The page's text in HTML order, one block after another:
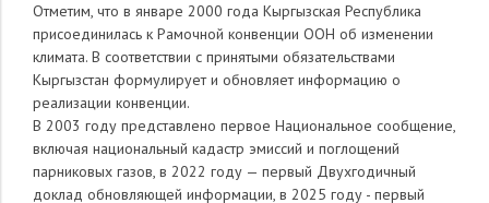
Отметим, что в январе 2000 года Кыргызская Республика
присоединилась к Рамочной конвенции ООН об изменении
климата. В соответствии с принятыми обязательствами
Кыргызстан формулирует и обновляет информацию о
реализации конвенции.
В 2003 году представлено первое Национальное сообщение,
включая национальный кадастр эмиссий и поглощений
парниковых газов, в 2022 году — первый Двухгодичный
доклад обновляющей информации, в 2025 году - первый